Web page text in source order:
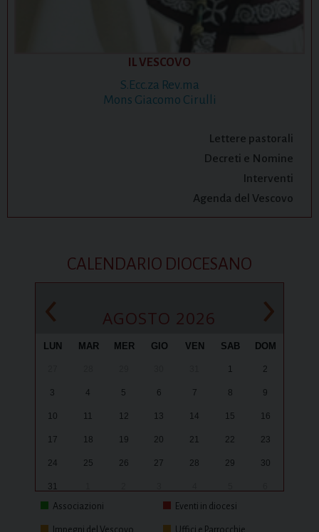
IL VESCOVO
S.Ecc.za Rev.ma
Mons Giacomo Cirulli
Lettere pastorali
Decreti e Nomine
Interventi
Agenda del Vescovo
CALENDARIO DIOCESANO
‹ AGOSTO 2026 ›
LUN MAR MER GIO VEN SAB DOM
1 2
3 4 5 6 7 8 9
10 11 12 13 14 15 16
17 18 19 20 21 22 23
24 25 26 27 28 29 30
31
Associazioni
Eventi in diocesi